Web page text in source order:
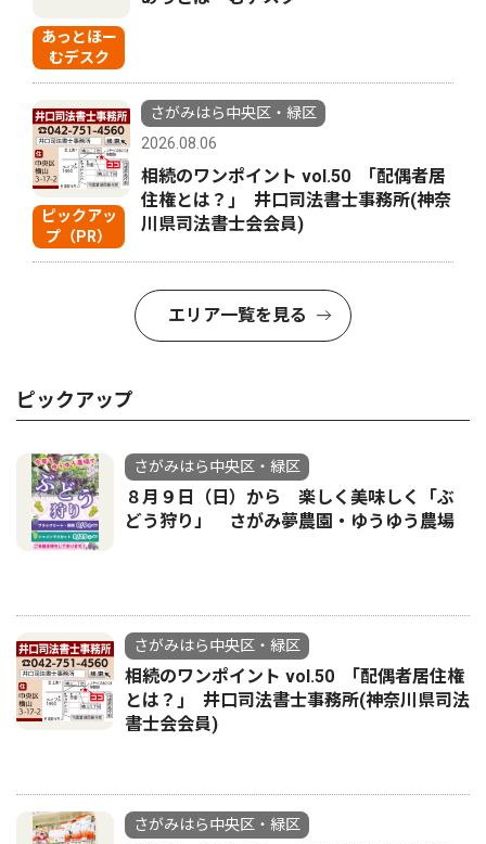
あっとほー
むデスク
ピックアッ
プ（PR）
さがみはら中央区・緑区
2026.08.06
相続のワンポイント vol.50 ｢配偶者居
住権とは？｣ 井口司法書士事務所(神奈
川県司法書士会会員)
エリア一覧を見る
ピックアップ
さがみはら中央区・緑区
８月９日（日）から 楽しく美味しく「ぶ
どう狩り」 さがみ夢農園・ゆうゆう農場
さがみはら中央区・緑区
相続のワンポイント vol.50 ｢配偶者居住権
とは？｣ 井口司法書士事務所(神奈川県司法
書士会会員)
さがみはら中央区・緑区